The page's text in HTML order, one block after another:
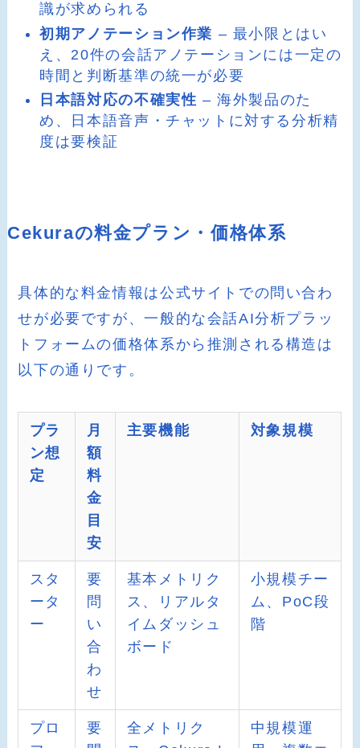
識が求められる
初期アノテーション作業 – 最小限とはい
え、20件の会話アノテーションには一定の
時間と判断基準の統一が必要
日本語対応の不確実性 – 海外製品のた
め、日本語音声・チャットに対する分析精
度は要検証
Cekuraの料金プラン・価格体系
具体的な料金情報は公式サイトでの問い合わ
せが必要ですが、一般的な会話AI分析プラッ
トフォームの価格体系から推測される構造は
以下の通りです。
プラ
ン想
定
月
額
料
金
目
安
主要機能 対象規模
スタ
ータ
ー
要
問
い
合
わ
せ
基本メトリク
ス、リアルタ
イムダッシュ
ボード
小規模チー
ム、PoC段
階
プロ
要
全メトリク
中規模運